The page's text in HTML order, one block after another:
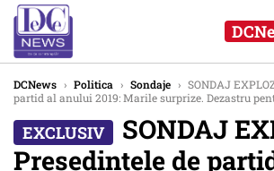
DCNews › Politica › Sondaje › SONDAJ
partid al anului 2019: Marile surprize. Dezastru
SONDAJ
Președintele de